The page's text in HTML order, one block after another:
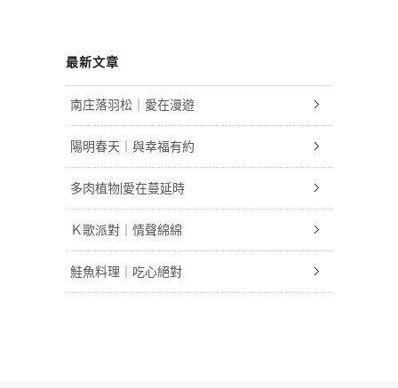
最新文章
南庄落羽松｜愛在漫遊
陽明春天｜與幸福有約
多肉植物|愛在蔓延時
Ｋ歌派對｜情聲綿綿
鮭魚料理｜吃心絕對